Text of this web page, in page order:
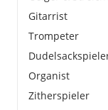
Gitarrist
Trompeter
Organist
Zitherspieler